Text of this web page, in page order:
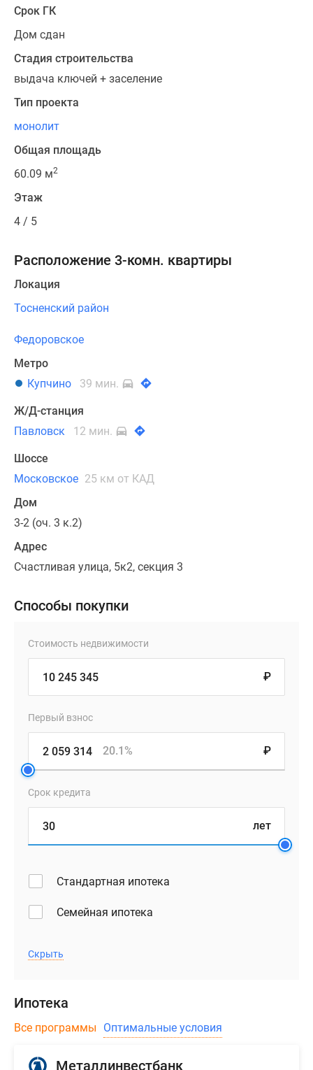
Срок ГК
Дом сдан
Стадия строительства
выдача ключей + заселение
Тип проекта
монолит
Общая площадь
60.09 м2
Этаж
4 / 5
Расположение 3-комн. квартиры
Локация
Тосненский район
Федоровское
Метро
Купчино
39 мин.
Ж/Д-станция
Павловск
12 мин.
Шоссе
Московское 25 км от КАД
Дом
3-2 (оч. 3 к.2)
Адрес
Счастливая улица, 5к2, секция 3
Способы покупки
Стоимость недвижимости
₽
Первый взнос
₽
20.1%
Срок кредита
лет
Стандартная ипотека
Семейная ипотека
Скрыть
Ипотека
Все программы Оптимальные условия
Металлинвестбанк